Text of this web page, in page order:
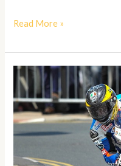
Read More »
Waarom
betaal
ik
zoveel
voor
mijn